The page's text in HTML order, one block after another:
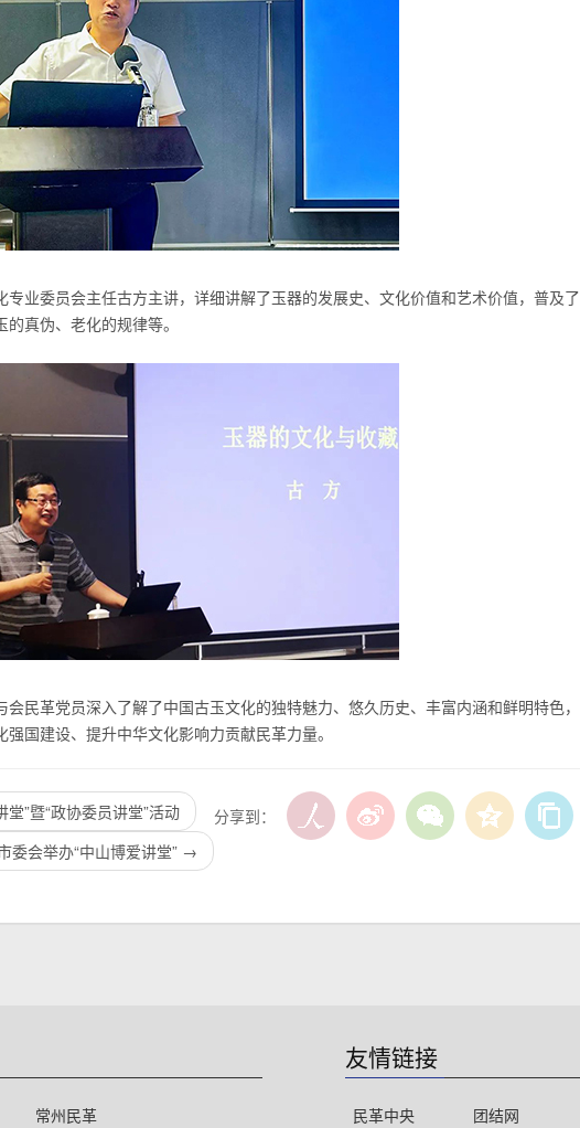
业委员会主任古方主讲，详细讲解了玉器的发展史、文化价值和艺术价值，普及了
真伪、老化的规律等。
民革党员深入了解了中国古玉文化的独特魅力、悠久历史、丰富内涵和鲜明特色，
国建设、提升中华文化影响力贡献民革力量。
分享到：
”暨“政协委员讲堂”活动
委会举办“中山博爱讲堂” →
常州民革
友情链接
民革中央 团结网